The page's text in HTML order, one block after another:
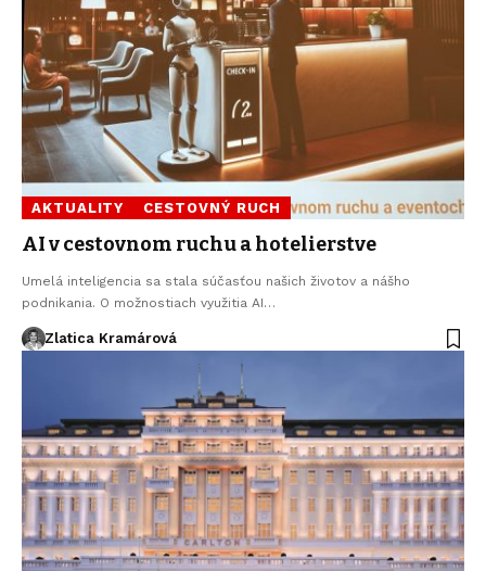
AKTUALITY CESTOVNÝ RUCH
AI v cestovnom ruchu a hotelierstve
Umelá inteligencia sa stala súčasťou našich životov a nášho
podnikania. O možnostiach využitia AI…
Zlatica Kramárová